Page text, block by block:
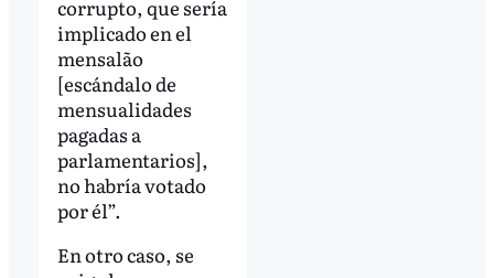
corrupto, que sería
implicado en el
mensalão
[escándalo de
mensualidades
pagadas a
parlamentarios],
no habría votado
por él”.
En otro caso, se